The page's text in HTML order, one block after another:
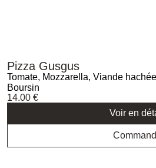
Pizza Gusgus
Tomate, Mozzarella, Viande
Boursin
14.00 €
Voir en